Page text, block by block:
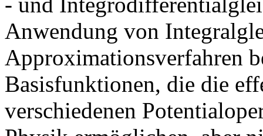
Anwendung von
Approximationsverfahren
Basisfunktionen, die die
verschiedenen